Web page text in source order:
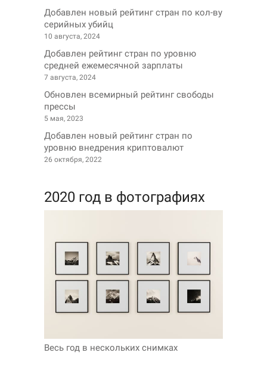
Добавлен новый рейтинг стран по кол-ву
серийных убийц
10 августа, 2024
Добавлен рейтинг стран по уровню
средней ежемесячной зарплаты
7 августа, 2024
Обновлен всемирный рейтинг свободы
прессы
5 мая, 2023
Добавлен новый рейтинг стран по
уровню внедрения криптовалют
26 октября, 2022
2020 год в фотографиях
Весь год в нескольких снимках